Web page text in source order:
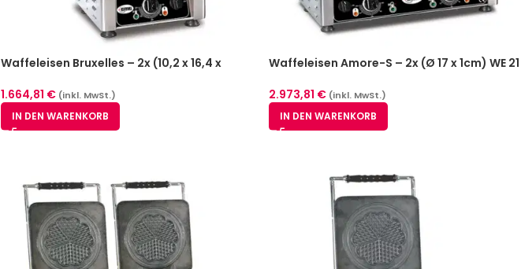
Waffeleisen Bruxelles – 2x (10,2 x 16,4 x
1.664,81 € (inkl. MwSt.)
IN DEN WARENKORB
Waffeleisen Amore-S – 2x (Ø 17 x 1cm) WE 21
2.973,81 € (inkl. MwSt.)
IN DEN WARENKORB